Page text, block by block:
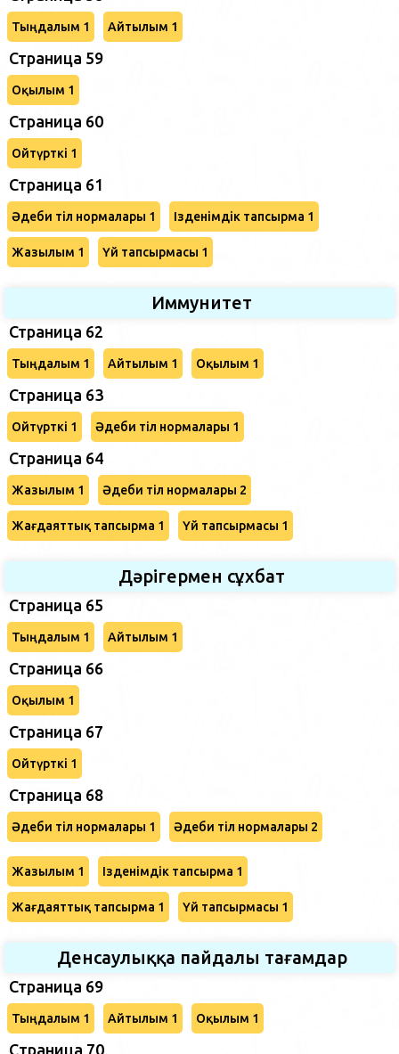
Тыңдалым 1 Айтылым 1
Страница 59
Оқылым 1
Страница 60
Ойтүрткі 1
Страница 61
Әдеби тіл нормалары 1 Ізденімдік тапсырма 1
Жазылым 1 Үй тапсырмасы 1
Иммунитет
Страница 62
Тыңдалым 1 Айтылым 1 Оқылым 1
Страница 63
Ойтүрткі 1 Әдеби тіл нормалары 1
Страница 64
Жазылым 1 Әдеби тіл нормалары 2
Жағдаяттық тапсырма 1 Үй тапсырмасы 1
Дәрігермен сұхбат
Страница 65
Тыңдалым 1 Айтылым 1
Страница 66
Оқылым 1
Страница 67
Ойтүрткі 1
Страница 68
Әдеби тіл нормалары 1 Әдеби тіл нормалары 2
Жазылым 1 Ізденімдік тапсырма 1
Жағдаяттық тапсырма 1 Үй тапсырмасы 1
Денсаулыққа пайдалы тағамдар
Страница 69
Тыңдалым 1 Айтылым 1 Оқылым 1
Cтраница 70